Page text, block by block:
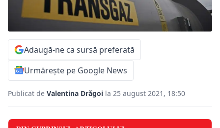
Adaugă-ne ca sursă preferată
Urmărește pe Google News
Publicat de Valentina Drăgoi la 25 august 2021, 18:50